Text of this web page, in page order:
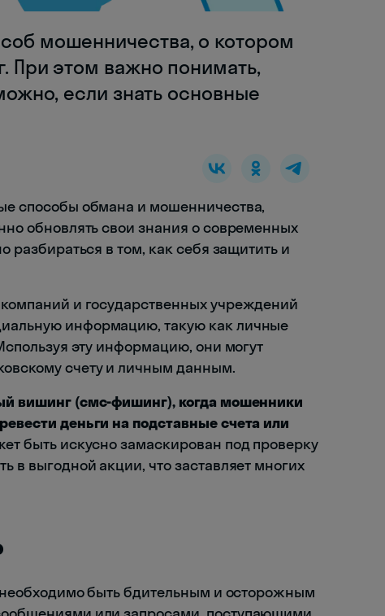
мошенничества, о котором
При этом важно понимать,
если знать основные
способы обмана и мошенничества,
обновлять свои знания о современных
разбираться в том, как себя защитить и
и государственных учреждений
информацию, такую как личные
эту информацию, они могут
счету и личным данным.
вишинг (смс-фишинг), когда мошенники
деньги на подставные счета или
быть искусно замаскирован под проверку
в выгодной акции, что заставляет многих
быть бдительным и осторожным